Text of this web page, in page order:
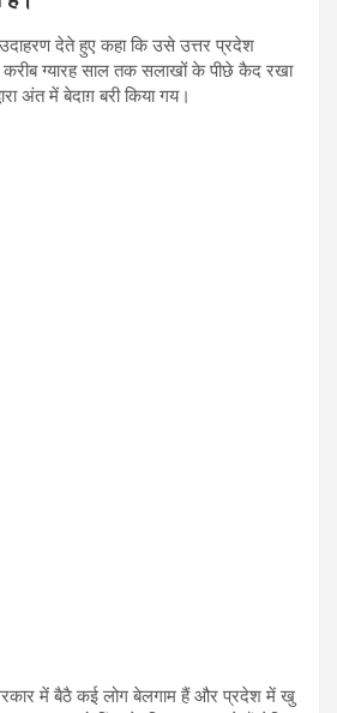
उदाहरण देते हुए कहा कि उसे उत्तर प्रदेश
ग्यारह साल तक सलाखों के पीछे कैद रखा
अंत में बेदाग़ बरी किया गय।
में बैठै कई लोग बेलगाम हैं और प्रदेश में खु